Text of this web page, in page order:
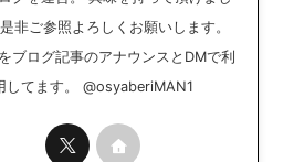
非ご参照よろしくお願いします。
ブログ記事のアナウンスとDMで利
してます。 @osyaberiMAN1